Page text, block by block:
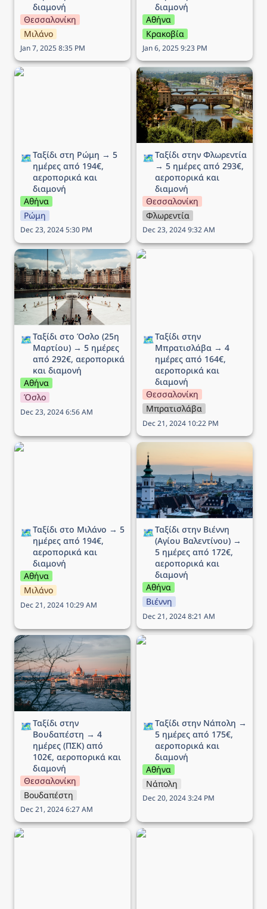
διαμονή
Θεσσαλονίκη
Μιλάνο
Jan 7, 2025 8:35 PM
διαμονή
Αθήνα
Κρακοβία
Jan 6, 2025 9:23 PM
Ταξίδι στη Ρώμη → 5
🗺️Ταξίδι στη Ρώμη → 5
ημέρες από 194€,
αεροπορικά και
διαμονή
Αθήνα
Ρώμη
Dec 23, 2024 5:30 PM
Ταξίδι στην Φλωρεντία →
5 ημέρες από 293€,
αεροπορικά και διαμονή
🗺️Ταξίδι στην Φλωρεντία
→ 5 ημέρες από 293€,
αεροπορικά και
διαμονή
Θεσσαλονίκη
Φλωρεντία
Dec 23, 2024 9:32 AM
Ταξίδι στο Όσλο (25η
Μαρτίου) → 5 ημέρες
από 292€, αεροπορικά
και διαμονή
🗺️Ταξίδι στο Όσλο (25η
Μαρτίου) → 5 ημέρες
από 292€, αεροπορικά
και διαμονή
Αθήνα
Όσλο
Dec 23, 2024 6:56 AM
Ταξίδι στην Μπρατισλάβα
🗺️Ταξίδι στην
Μπρατισλάβα → 4
ημέρες από 164€,
αεροπορικά και
διαμονή
Θεσσαλονίκη
Μπρατισλάβα
Dec 21, 2024 10:22 PM
Ταξίδι στο Μιλάνο → 5
🗺️Ταξίδι στο Μιλάνο → 5
ημέρες από 194€,
αεροπορικά και
διαμονή
Αθήνα
Μιλάνο
Dec 21, 2024 10:29 AM
Ταξίδι στην Βιέννη (Αγίου
Βαλεντίνου) → 5 ημέρες
από 172€, αεροπορικά
και διαμονή
🗺️Ταξίδι στην Βιέννη
(Αγίου Βαλεντίνου) →
5 ημέρες από 172€,
αεροπορικά και
διαμονή
Αθήνα
Βιέννη
Dec 21, 2024 8:21 AM
Ταξίδι στην Βουδαπέστη
→ 4 ημέρες (ΠΣΚ) από
102€, αεροπορικά και
διαμονή
🗺️Ταξίδι στην
Βουδαπέστη → 4
ημέρες (ΠΣΚ) από
102€, αεροπορικά και
διαμονή
Θεσσαλονίκη
Βουδαπέστη
Dec 21, 2024 6:27 AM
Ταξίδι στην Νάπολη → 5
🗺️Ταξίδι στην Νάπολη →
5 ημέρες από 175€,
αεροπορικά και
διαμονή
Αθήνα
Νάπολη
Dec 20, 2024 3:24 PM
Ταξίδι στο Άμστερνταμ →
Ταξίδι στη Ρώμη → 5